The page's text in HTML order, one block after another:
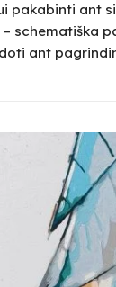
pakabinti ant
schematiška
ant